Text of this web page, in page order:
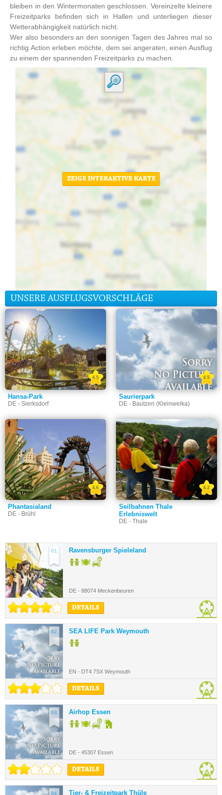
bleiben in den Wintermonaten geschlossen. Vereinzelte kleinere
Freizeitparks befinden sich in Hallen und unterliegen dieser
Wetterabhängigkeit natürlich nicht.
Wer also besonders an den sonnigen Tagen des Jahres mal so
richtig Action erleben möchte, dem sei angeraten, einen Ausflug
zu einem der spannenden Freizeitparks zu machen.
ZEIGE INTERAKTIVE KARTE
UNSERE AUSFLUGSVORSCHLÄGE
Hansa-Park
DE - Sierksdorf
4.5
Saurierpark
DE - Bautzen (Kleinwelka)
4.5
Phantasialand
DE - Brühl
4.6
Seilbahnen Thale
Erlebniswelt
DE - Thale
4.2
61. Ravensburger Spieleland
DE - 88074 Meckenbeuren
DETAILS
62. SEA LIFE Park Weymouth
EN - DT4 7SX Weymouth
DETAILS
63. Airhop Essen
DE - 45307 Essen
DETAILS
64. Tier- & Freizeitpark Thüle